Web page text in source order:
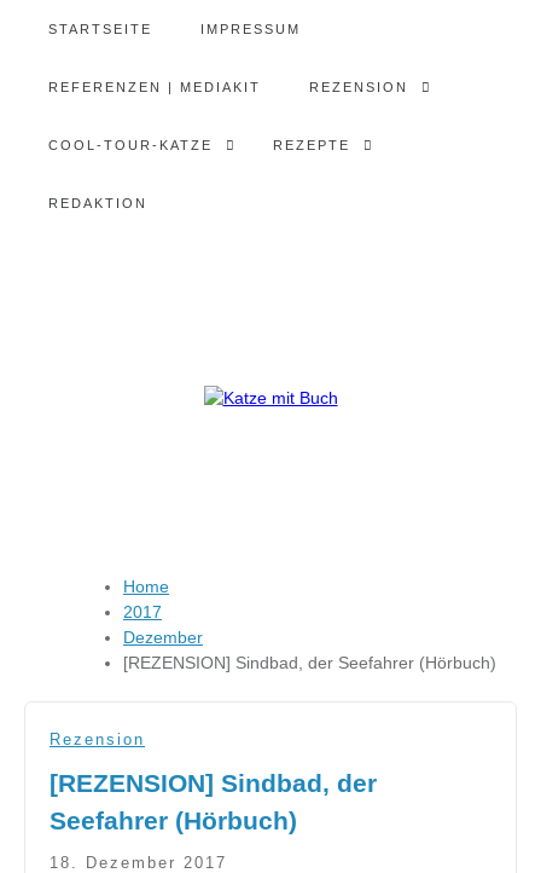
STARTSEITE IMPRESSUM
REFERENZEN | MEDIAKIT REZENSION
COOL-TOUR-KATZE REZEPTE
REDAKTION
Home
2017
Dezember
[REZENSION] Sindbad, der Seefahrer (Hörbuch)
Rezension
[REZENSION] Sindbad, der
Seefahrer (Hörbuch)
18. Dezember 2017